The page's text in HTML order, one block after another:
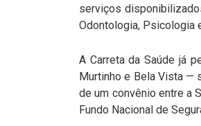
serviços
Odontologia, Psicologia
A Carreta da Saúde já
Murtinho e Bela Vista —
de um convênio entre a
Fundo Nacional de